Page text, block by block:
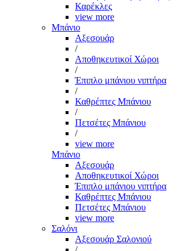
Καρέκλες
view more
Μπάνιο
Αξεσουάρ
/
Αποθηκευτικοί Χώροι
/
Έπιπλο μπάνιου νιπτήρα
/
Καθρέπτες Μπάνιου
/
Πετσέτες Μπάνιου
/
view more
Μπάνιο
Αξεσουάρ
Αποθηκευτικοί Χώροι
Έπιπλο μπάνιου νιπτήρα
Καθρέπτες Μπάνιου
Πετσέτες Μπάνιου
view more
Σαλόνι
Αξεσουάρ Σαλονιού